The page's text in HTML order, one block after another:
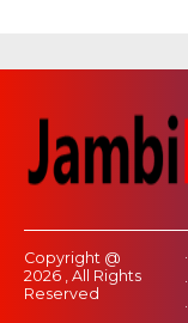
Copyright @
2026 , All Rights
Reserved